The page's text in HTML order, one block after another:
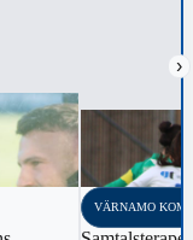
›
VÄRNAMO